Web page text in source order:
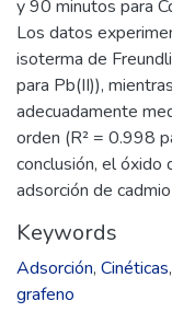
y 90 minutos para
Los datos
isoterma de
para Pb(II)),
adecuadamente
orden (R² = 0.998
conclusión, el óxido
adsorción de
Keywords
Adsorción, Cinéticas,
grafeno